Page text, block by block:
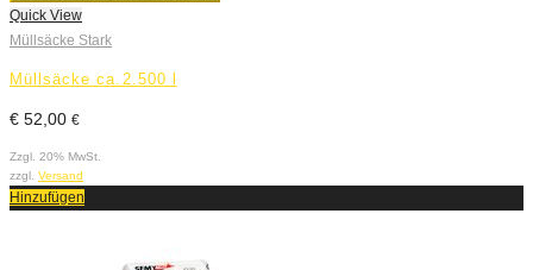
Quick View
Müllsäcke Stark
Müllsäcke ca.2.500 l
€ 52,00 €
Zzgl. 20% MwSt.
zzgl. Versand
Hinzufügen